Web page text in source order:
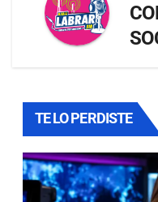
TE LO PERDISTE